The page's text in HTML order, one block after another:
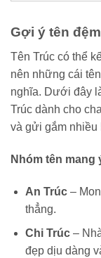
Gợi ý tên
Tên Trúc có thể
nên những cái
nghĩa. Dưới đây
Trúc dành cho
và gửi gắm nhiều
Nhóm tên mang
An Trúc–
thẳng.
Chi Trúc–
đẹp dịu dàng